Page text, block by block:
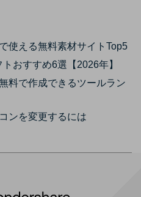
使える無料素材サイトTop5
おすすめ6選【2026年】
料で作成できるツールラン
ンを変更するには